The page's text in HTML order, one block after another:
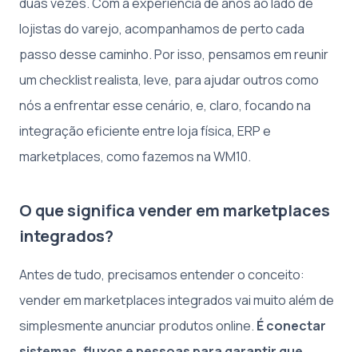
lojistas do varejo, acompanhamos de perto cada
passo desse caminho. Por isso, pensamos em reunir
um checklist realista, leve, para ajudar outros como
nós a enfrentar esse cenário, e, claro, focando na
integração eficiente entre loja física, ERP e
marketplaces, como fazemos na WM10.
O que significa vender em marketplaces
integrados?
Antes de tudo, precisamos entender o conceito:
vender em marketplaces integrados vai muito além de
simplesmente anunciar produtos online. É conectar